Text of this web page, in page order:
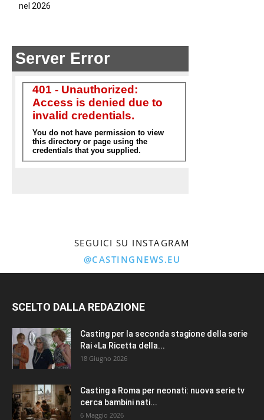
nel 2026
SEGUICI SU INSTAGRAM
@CASTINGNEWS.EU
SCELTO DALLA REDAZIONE
Casting per la seconda stagione della serie
Rai «La Ricetta della...
18 Giugno 2026
Casting a Roma per neonati: nuova serie tv
cerca bambini nati...
6 Maggio 2026